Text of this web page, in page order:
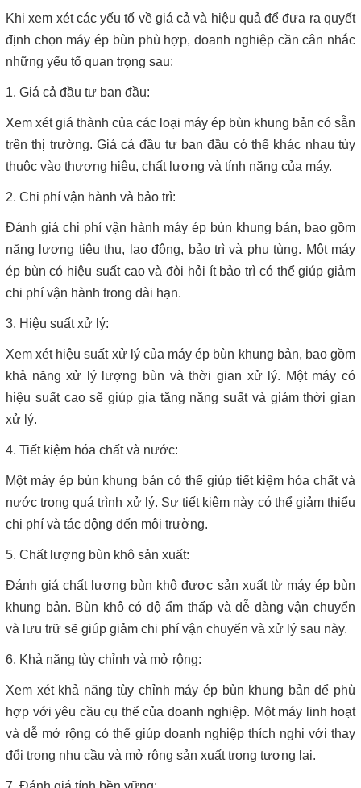
Khi xem xét các yếu tố về giá cả và hiệu quả để đưa ra quyết
định chọn máy ép bùn phù hợp, doanh nghiệp cần cân nhắc
những yếu tố quan trọng sau:
1. Giá cả đầu tư ban đầu:
Xem xét giá thành của các loại máy ép bùn khung bản có sẵn
trên thị trường. Giá cả đầu tư ban đầu có thể khác nhau tùy
thuộc vào thương hiệu, chất lượng và tính năng của máy.
2. Chi phí vận hành và bảo trì:
Đánh giá chi phí vận hành máy ép bùn khung bản, bao gồm
năng lượng tiêu thụ, lao động, bảo trì và phụ tùng. Một máy
ép bùn có hiệu suất cao và đòi hỏi ít bảo trì có thể giúp giảm
chi phí vận hành trong dài hạn.
3. Hiệu suất xử lý:
Xem xét hiệu suất xử lý của máy ép bùn khung bản, bao gồm
khả năng xử lý lượng bùn và thời gian xử lý. Một máy có
hiệu suất cao sẽ giúp gia tăng năng suất và giảm thời gian
xử lý.
4. Tiết kiệm hóa chất và nước:
Một máy ép bùn khung bản có thể giúp tiết kiệm hóa chất và
nước trong quá trình xử lý. Sự tiết kiệm này có thể giảm thiểu
chi phí và tác động đến môi trường.
5. Chất lượng bùn khô sản xuất:
Đánh giá chất lượng bùn khô được sản xuất từ máy ép bùn
khung bản. Bùn khô có độ ẩm thấp và dễ dàng vận chuyển
và lưu trữ sẽ giúp giảm chi phí vận chuyển và xử lý sau này.
6. Khả năng tùy chỉnh và mở rộng:
Xem xét khả năng tùy chỉnh máy ép bùn khung bản để phù
hợp với yêu cầu cụ thể của doanh nghiệp. Một máy linh hoạt
và dễ mở rộng có thể giúp doanh nghiệp thích nghi với thay
đổi trong nhu cầu và mở rộng sản xuất trong tương lai.